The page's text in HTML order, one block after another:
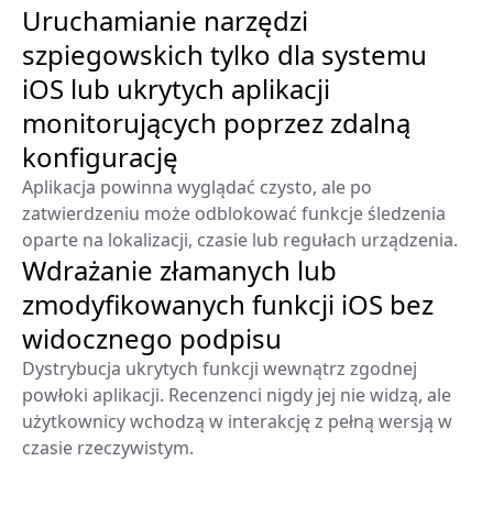
Uruchamianie narzędzi
szpiegowskich tylko dla systemu
iOS lub ukrytych aplikacji
monitorujących poprzez zdalną
konfigurację
Aplikacja powinna wyglądać czysto, ale po
zatwierdzeniu może odblokować funkcje śledzenia
oparte na lokalizacji, czasie lub regułach urządzenia.
Wdrażanie złamanych lub
zmodyfikowanych funkcji iOS bez
widocznego podpisu
Dystrybucja ukrytych funkcji wewnątrz zgodnej
powłoki aplikacji. Recenzenci nigdy jej nie widzą, ale
użytkownicy wchodzą w interakcję z pełną wersją w
czasie rzeczywistym.